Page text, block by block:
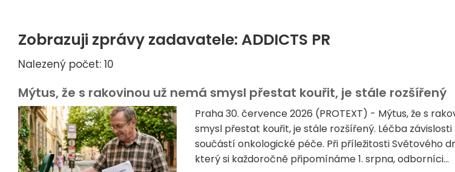
Zobrazuji zprávy zadavatele: ADDICTS PR
Nalezený počet: 10
Mýtus, že s rakovinou už nemá smysl přestat kouřit, je stále rozšířený
Praha 30. července 2026 (PROTEXT) - Mýtus, že s
smysl přestat kouřit, je stále rozšířený. Léčba
součástí onkologické péče. Při příležitosti Světového
který si každoročně připomínáme 1. srpna, odborníci...